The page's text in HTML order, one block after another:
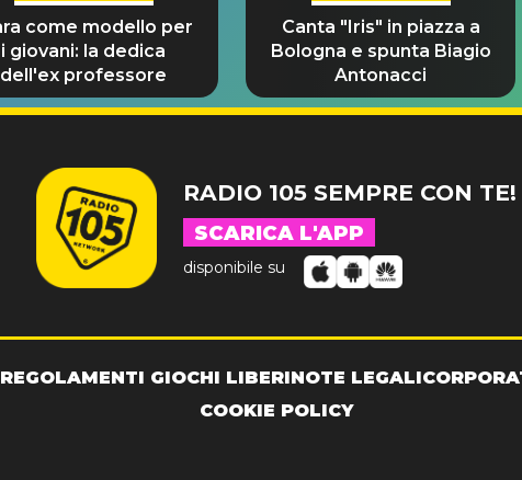
come modello per
i giovani: la dedica
dell'ex professore
Canta "Iris" in piazza a
Bologna e spunta Biagio
Antonacci
RADIO 105 SEMPRE CON TE!
SCARICA L'APP
disponibile su
REGOLAMENTI GIOCHI LIBERINOTE LEGALI
COOKIE POLICY